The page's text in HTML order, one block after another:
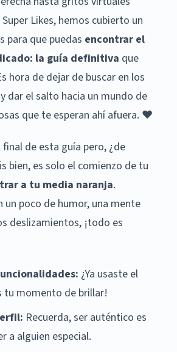
Likes, hemos cubierto un
para que puedas encontrar el
la guía definitiva que
hora de dejar de buscar en los
dar el salto hacia un mundo de
que te esperan ahí afuera. ❤️
de esta guía pero, ¿de
bien, es solo el comienzo de tu
a tu media naranja.
un poco de humor, una mente
deslizamientos, ¡todo es
¿Ya usaste el
tu momento de brillar!
Recuerda, ser auténtico es
a alguien especial.